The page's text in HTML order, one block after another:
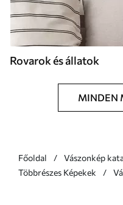
Rovarok és állatok
MINDEN
Főoldal
Vászonkép
Többrészes Képekek